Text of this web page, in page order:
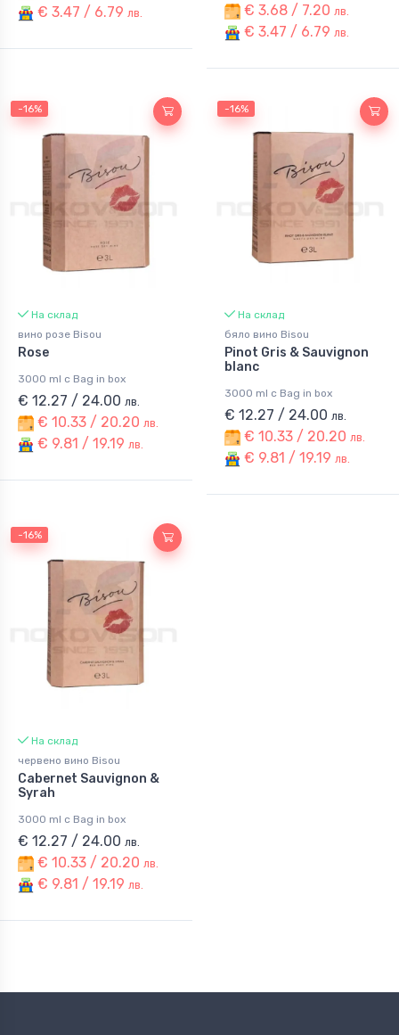
€ 3.47 / 6.79 лв. € 3.68 / 7.20 лв.
€ 3.47 / 6.79 лв.
-16%
На склад
вино розе Bisou
Rose
3000 ml с Bag in box
€ 12.27 / 24.00 лв.
€ 10.33 / 20.20 лв.
€ 9.81 / 19.19 лв.
-16%
На склад
бяло вино Bisou
Pinot Gris & Sauvignon
blanc
3000 ml с Bag in box
€ 12.27 / 24.00 лв.
€ 10.33 / 20.20 лв.
€ 9.81 / 19.19 лв.
-16%
На склад
червено вино Bisou
Cabernet Sauvignon &
Syrah
3000 ml с Bag in box
€ 12.27 / 24.00 лв.
€ 10.33 / 20.20 лв.
€ 9.81 / 19.19 лв.